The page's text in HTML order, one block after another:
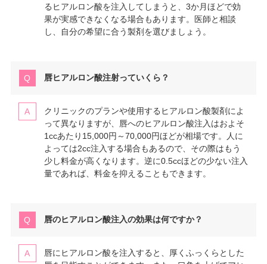
るヒアルロン酸を注入してしまうと、3か月ほどで効
果が実感できなくなる場合もあります。医師と相談
し、自分の希望に合う製剤を選びましょう。
唇ヒアルロン酸注射っていくら？
クリニックのプランや使用するヒアルロン酸製剤によ
って異なりますが、唇へのヒアルロン酸注入はおよそ
1ccあたり15,000円～70,000円ほどが相場です。人に
よっては2cc注入する場合もあるので、その際はもう
少し料金が高くなります。逆に0.5ccほどの少ない注入
量であれば、料金を抑えることもできます。
唇のヒアルロン酸注入の効果は何ですか？
唇にヒアルロン酸を注入すると、厚くふっくらとした